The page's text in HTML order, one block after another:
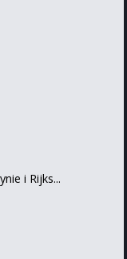
i Rijks...